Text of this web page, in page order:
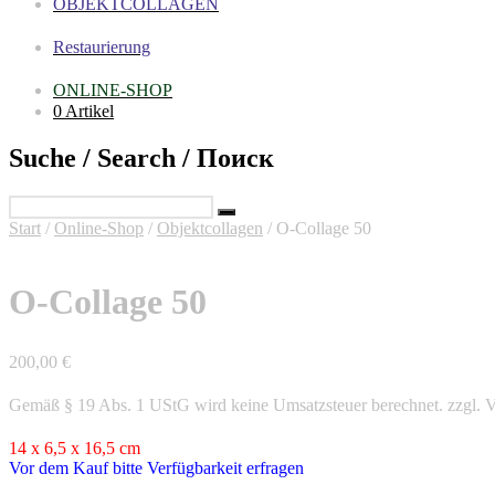
OBJEKTCOLLAGEN
Restaurierung
ONLINE-SHOP
0 Artikel
Suche / Search / Поиск
Start / Online-Shop / Objektcollagen / O-Collage 50
O-Collage 50
200,00 €
Gemäß § 19 Abs. 1 UStG wird keine Umsatzsteuer berechnet. zzgl.
14 x 6,5 x 16,5 cm
Vor dem Kauf bitte Verfügbarkeit erfragen